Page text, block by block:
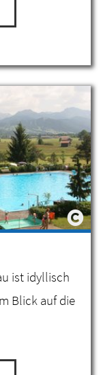
ist idyllisch
Blick auf die